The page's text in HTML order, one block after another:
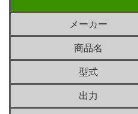
メーカー
商品名
型式
出力